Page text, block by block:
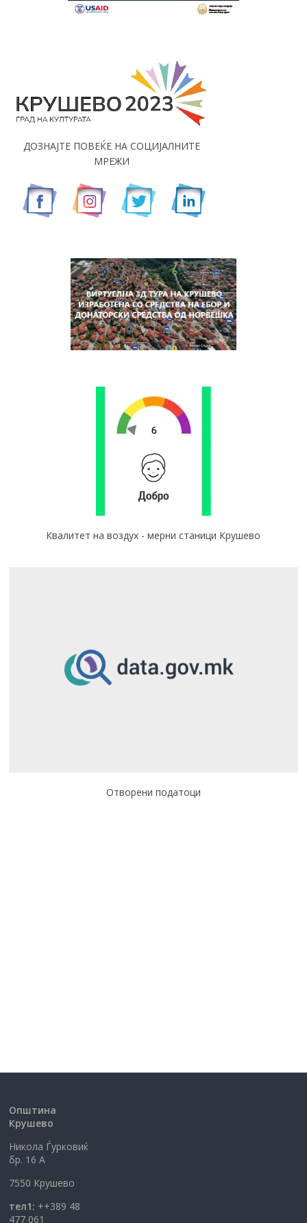
ДОЗНАЈТЕ ПОВЕЌЕ НА СОЦИЈАЛНИТЕ
МРЕЖИ
Квалитет на воздух - мерни станици Крушево
Отворени податоци
Општина
Крушево
Никола Ѓурковиќ
бр. 16 А
7550 Крушево
тел1: ++389 48
477 061